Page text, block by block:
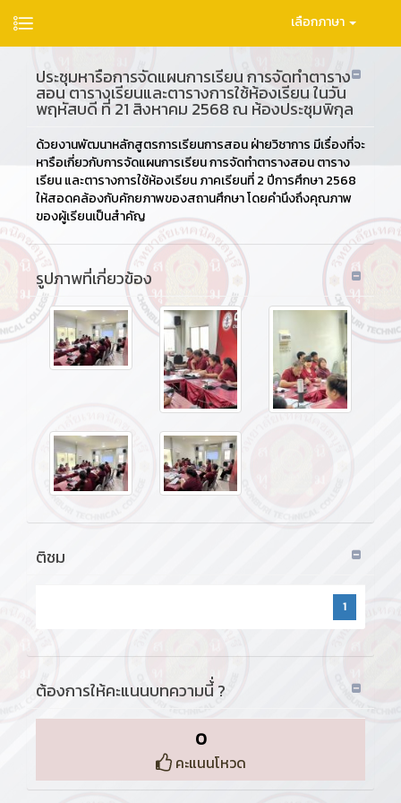
เลือกภาษา
ประชุมหารือการจัดแผนการเรียน การจัดทำตาราง
สอน ตารางเรียนและตารางการใช้ห้องเรียน ในวัน
พฤหัสบดี ที่ 21 สิงหาคม 2568 ณ ห้องประชุมพิกุล
ด้วยงานพัฒนาหลักสูตรการเรียนการสอน ฝ่ายวิชาการ มีเรื่องที่จะ
หารือเกี่ยวกับการจัดแผนการเรียน การจัดทำตารางสอน ตาราง
เรียน และตารางการใช้ห้องเรียน ภาคเรียนที่ 2 ปีการศึกษา 2568
ให้สอดคล้องกับคักยภาพของสถานศึกษา โดยคำนึงถึงคุณภาพ
ของผู้เรียนเป็นสำคัญ
รูปภาพที่เกี่ยวข้อง
ติชม
1
ต้องการให้คะแนนบทความนี้่ ?
0
คะแนนโหวด